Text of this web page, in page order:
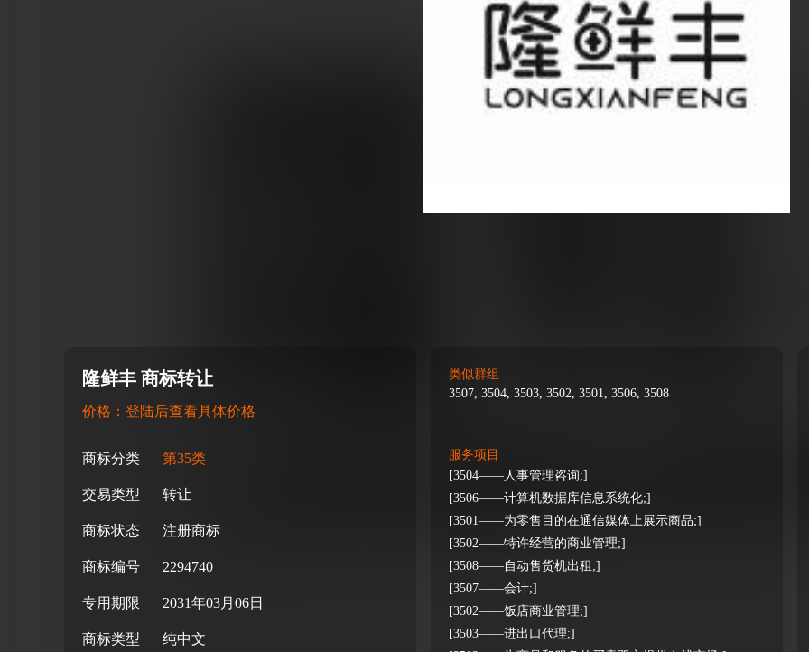
隆鲜丰 商标转让
价格：登陆后查看具体价格
商标分类 第35类
交易类型 转让
商标状态 注册商标
商标编号 2294740
专用期限 2031年03月06日
商标类型 纯中文
类似群组
3507, 3504, 3503, 3502, 3501, 3506, 3508
服务项目
[3504——人事管理咨询;]
[3506——计算机数据库信息系统化;]
[3501——为零售目的在通信媒体上展示商品;]
[3502——特许经营的商业管理;]
[3508——自动售货机出租;]
[3507——会计;]
[3502——饭店商业管理;]
[3503——进出口代理;]